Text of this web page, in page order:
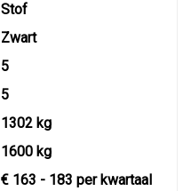
Stof
Zwart
5
5
1302 kg
1600 kg
€ 163 - 183 per kwartaal